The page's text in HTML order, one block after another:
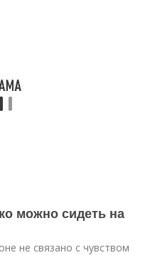
можно сидеть на
не связано с чувством